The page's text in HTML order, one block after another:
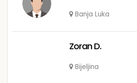
Banja Luka
Zoran D.
Bijeljina